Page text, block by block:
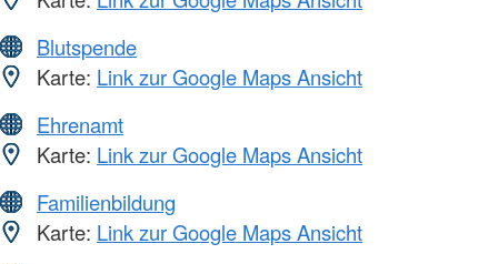
Blutspende
Karte: Link zur Google Maps Ansicht
Ehrenamt
Karte: Link zur Google Maps Ansicht
Familienbildung
Karte: Link zur Google Maps Ansicht